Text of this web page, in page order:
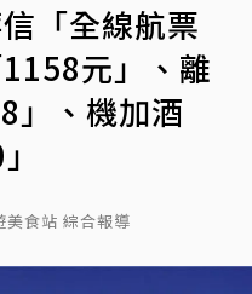
「全線航票
元」、離
」、機加酒
美食站 綜合報導